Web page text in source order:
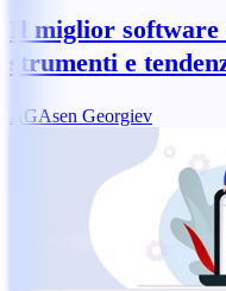
Il miglior software
strumenti e
AGAsen Georgiev